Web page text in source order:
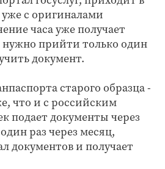
с оригиналами
часа уже получает
нужно прийти только один
документ.
старого образца -
что и с российским
подает документы через
раз через месяц,
документов и получает